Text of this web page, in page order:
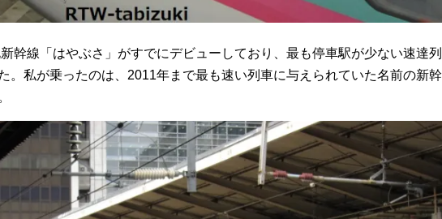
幹線「はやぶさ」がすでにデビューしており、最も停車駅が少ない速達列
。私が乗ったのは、2011年まで最も速い列車に与えられていた名前の新幹